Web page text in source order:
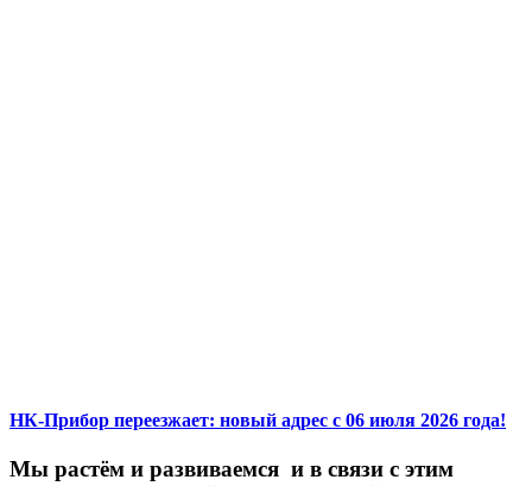
НК-Прибор переезжает: новый адрес с 06 июля 2026 года!
Мы растём и развиваемся и в связи с этим